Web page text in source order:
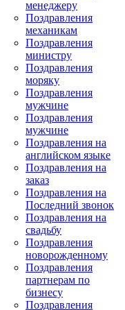
менеджеру
Поздравления
механикам
Поздравления
министру
Поздравления
моряку
Поздравления
мужчине
Поздравления
мужчине
Поздравления на
английском языке
Поздравления на
заказ
Поздравления на
Последний звонок
Поздравления на
свадьбу
Поздравления
новорожденному
Поздравления
партнерам по
бизнесу
Поздравления